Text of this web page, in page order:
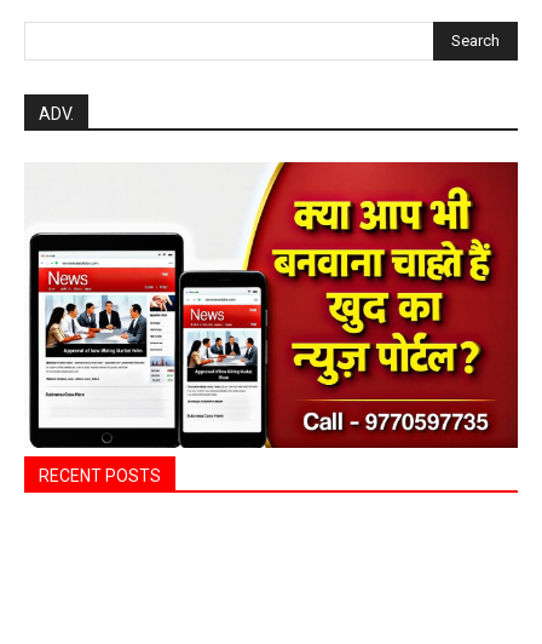
Search
ADV.
RECENT POSTS